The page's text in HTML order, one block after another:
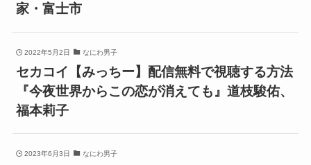
家・富士市
2022年5月2日 なにわ男子
セカコイ【みっちー】配信無料で視聴する方法
『今夜世界からこの恋が消えても』道枝駿佑、
福本莉子
2023年6月3日 なにわ男子